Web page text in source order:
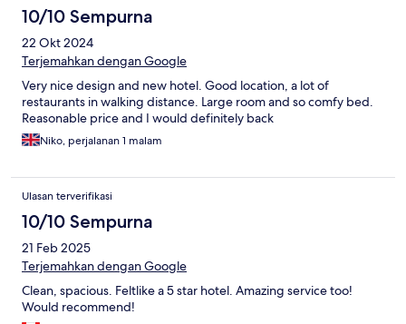
10/10 Sempurna
22 Okt 2024
Terjemahkan dengan Google
Very nice design and new hotel. Good location, a lot of
restaurants in walking distance. Large room and so comfy bed.
Reasonable price and I would definitely back
Niko, perjalanan 1 malam
Ulasan terverifikasi
10/10 Sempurna
21 Feb 2025
Terjemahkan dengan Google
Clean, spacious. Feltlike a 5 star hotel. Amazing service too!
Would recommend!